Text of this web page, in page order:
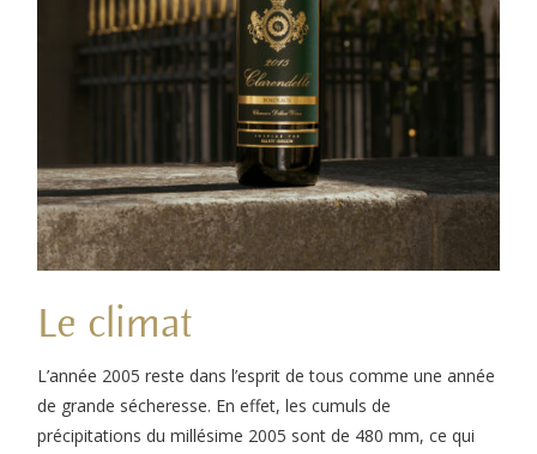
Le climat
L’année 2005 reste dans l’esprit de tous comme une année
de grande sécheresse. En effet, les cumuls de
précipitations du millésime 2005 sont de 480 mm, ce qui